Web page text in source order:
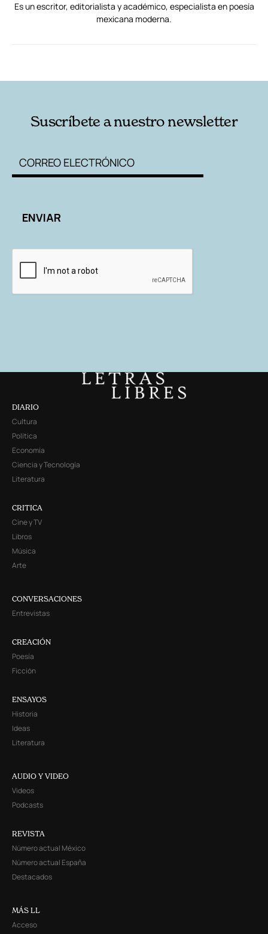
Es un escritor, editorialista y académico, especialista en poesía
mexicana moderna.
Suscríbete a nuestro newsletter
DIARIO
Cultura
Política
Economía
Ciencia y Tecnología
Literatura
CRITICA
Cine y TV
Libros
Música
Arte
CONVERSACIONES
Entrevistas
CREACIÓN
Poesía
Ficción
ENSAYOS
Historia
Ideas
Literatura
AUDIO Y VIDEO
Videos
Podcasts
REVISTA
Número actual México
Número actual España
Destacados
MÁS LL
Acceso